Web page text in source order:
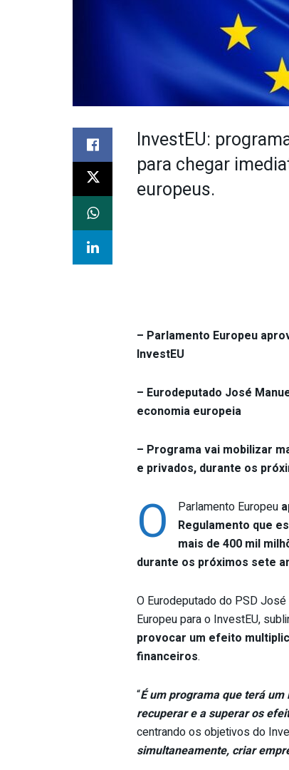
InvestEU:
para chegar
europeus.
– Parlamento Europeu
InvestEU
– Eurodeputado José
economia europeia
– Programa vai mobilizar
e privados, durante os
O Parlamento Europeu
Regulamento que
mais de 400 mil
durante os próximos sete
O Eurodeputado do PSD
Europeu para o InvestEU,
provocar um efeito
financeiros.
“É um programa que terá
recuperar e a superar os
centrando os objetivos do
simultaneamente, criar